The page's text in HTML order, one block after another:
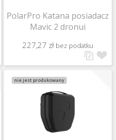
PolarPro Katana posiadacz
Mavic 2 dronui
227,27 zł bez podatku
nie jest produkowany